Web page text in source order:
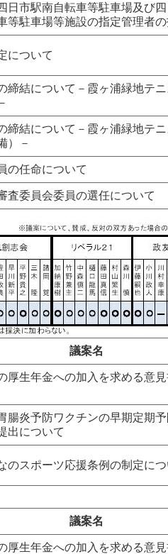
日市駅南自転車等駐車場及び
等駐車場等施設の指定管理者
について
締結について－霞ヶ浦緑地テ
締結について－霞ヶ浦緑地テ
）－
の任命について
査委員会委員の選任について
議案名
厚生年金への加入を求める意
腸炎予防ワクチンの早期定期
出について
のスポーツ応援条例の制定につ
議案名
厚生年金への加入を求める意